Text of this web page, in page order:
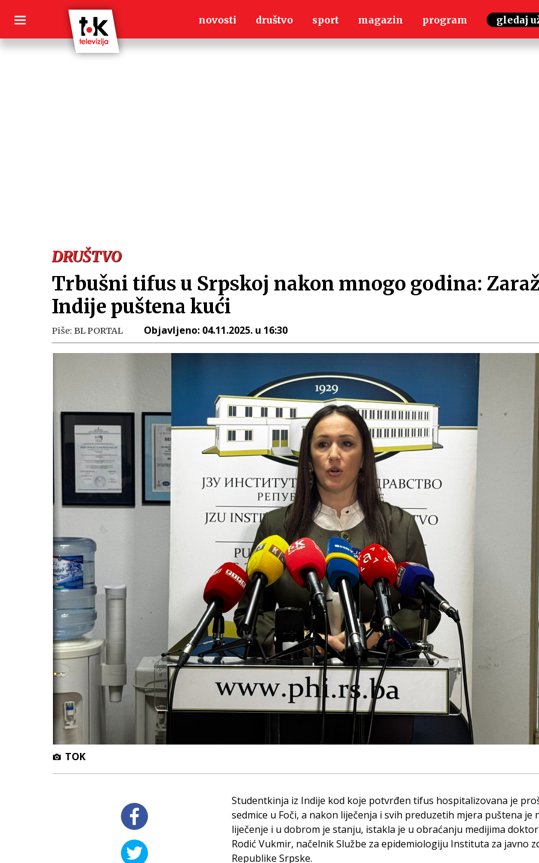
content
novosti društvo sport magazin program gledaj
DRUŠTVO
Trbušni tifus u Srpskoj nakon mnogo godina:
Indije puštena kući
Piše: BL PORTAL Objavljeno: 04.11.2025. u 16:30
TOK
Studentkinja iz Indije kod koje potvrđen tifus hospitalizovana je
sedmice u Foči, a nakon liječenja i svih preduzetih mjera puštena je
liječenje i u dobrom je stanju, istakla je u obraćanju medijima
Rodić Vukmir, načelnik Službe za epidemiologiju Instituta za javno
Republike Srpske.